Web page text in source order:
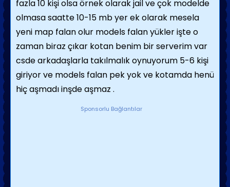
fazla 10 kişi olsa örnek olarak jail ve çok modelde
olmasa saatte 10-15 mb yer ek olarak mesela
yeni map falan olur models falan yükler işte o
zaman biraz çıkar kotan benim bir serverim var
csde arkadaşlarla takılmalık oynuyorum 5-6 kişi
giriyor ve models falan pek yok ve kotamda henü
hiç aşmadı inşde aşmaz .
Sponsorlu Bağlantılar